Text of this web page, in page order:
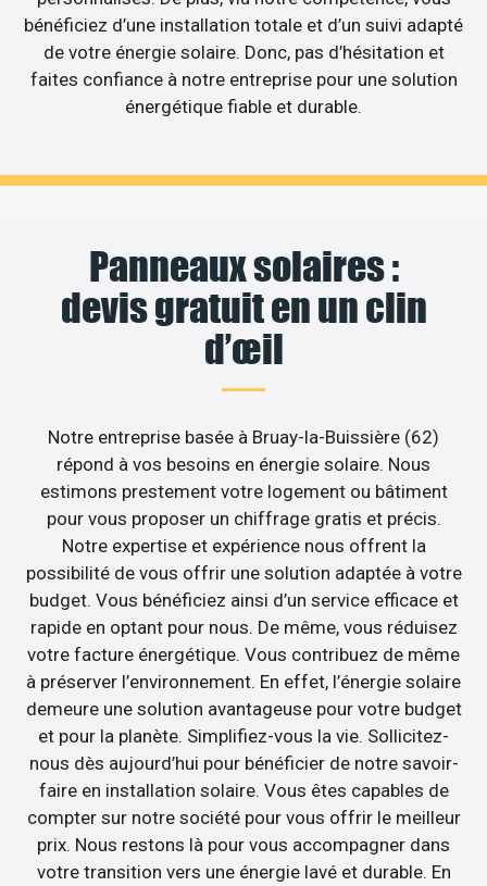
bénéficiez d’une installation totale et d’un suivi adapté
de votre énergie solaire. Donc, pas d’hésitation et
faites confiance à notre entreprise pour une solution
énergétique fiable et durable.
Panneaux solaires :
devis gratuit en un clin
d’œil
Notre entreprise basée à Bruay-la-Buissière (62)
répond à vos besoins en énergie solaire. Nous
estimons prestement votre logement ou bâtiment
pour vous proposer un chiffrage gratis et précis.
Notre expertise et expérience nous offrent la
possibilité de vous offrir une solution adaptée à votre
budget. Vous bénéficiez ainsi d’un service efficace et
rapide en optant pour nous. De même, vous réduisez
votre facture énergétique. Vous contribuez de même
à préserver l’environnement. En effet, l’énergie solaire
demeure une solution avantageuse pour votre budget
et pour la planète. Simplifiez-vous la vie. Sollicitez-
nous dès aujourd’hui pour bénéficier de notre savoir-
faire en installation solaire. Vous êtes capables de
compter sur notre société pour vous offrir le meilleur
prix. Nous restons là pour vous accompagner dans
votre transition vers une énergie lavé et durable. En